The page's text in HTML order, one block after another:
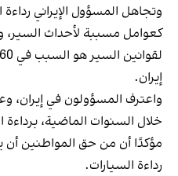
وتجاهل المسؤول الإيراني
كعوامل مسببة لأحداث السير،
إيران.
واعترف المسؤولون في إيران،
خلال السنوات الماضية،
مؤكدًا أن من حق المواطنين أن
رداءة السيارات.